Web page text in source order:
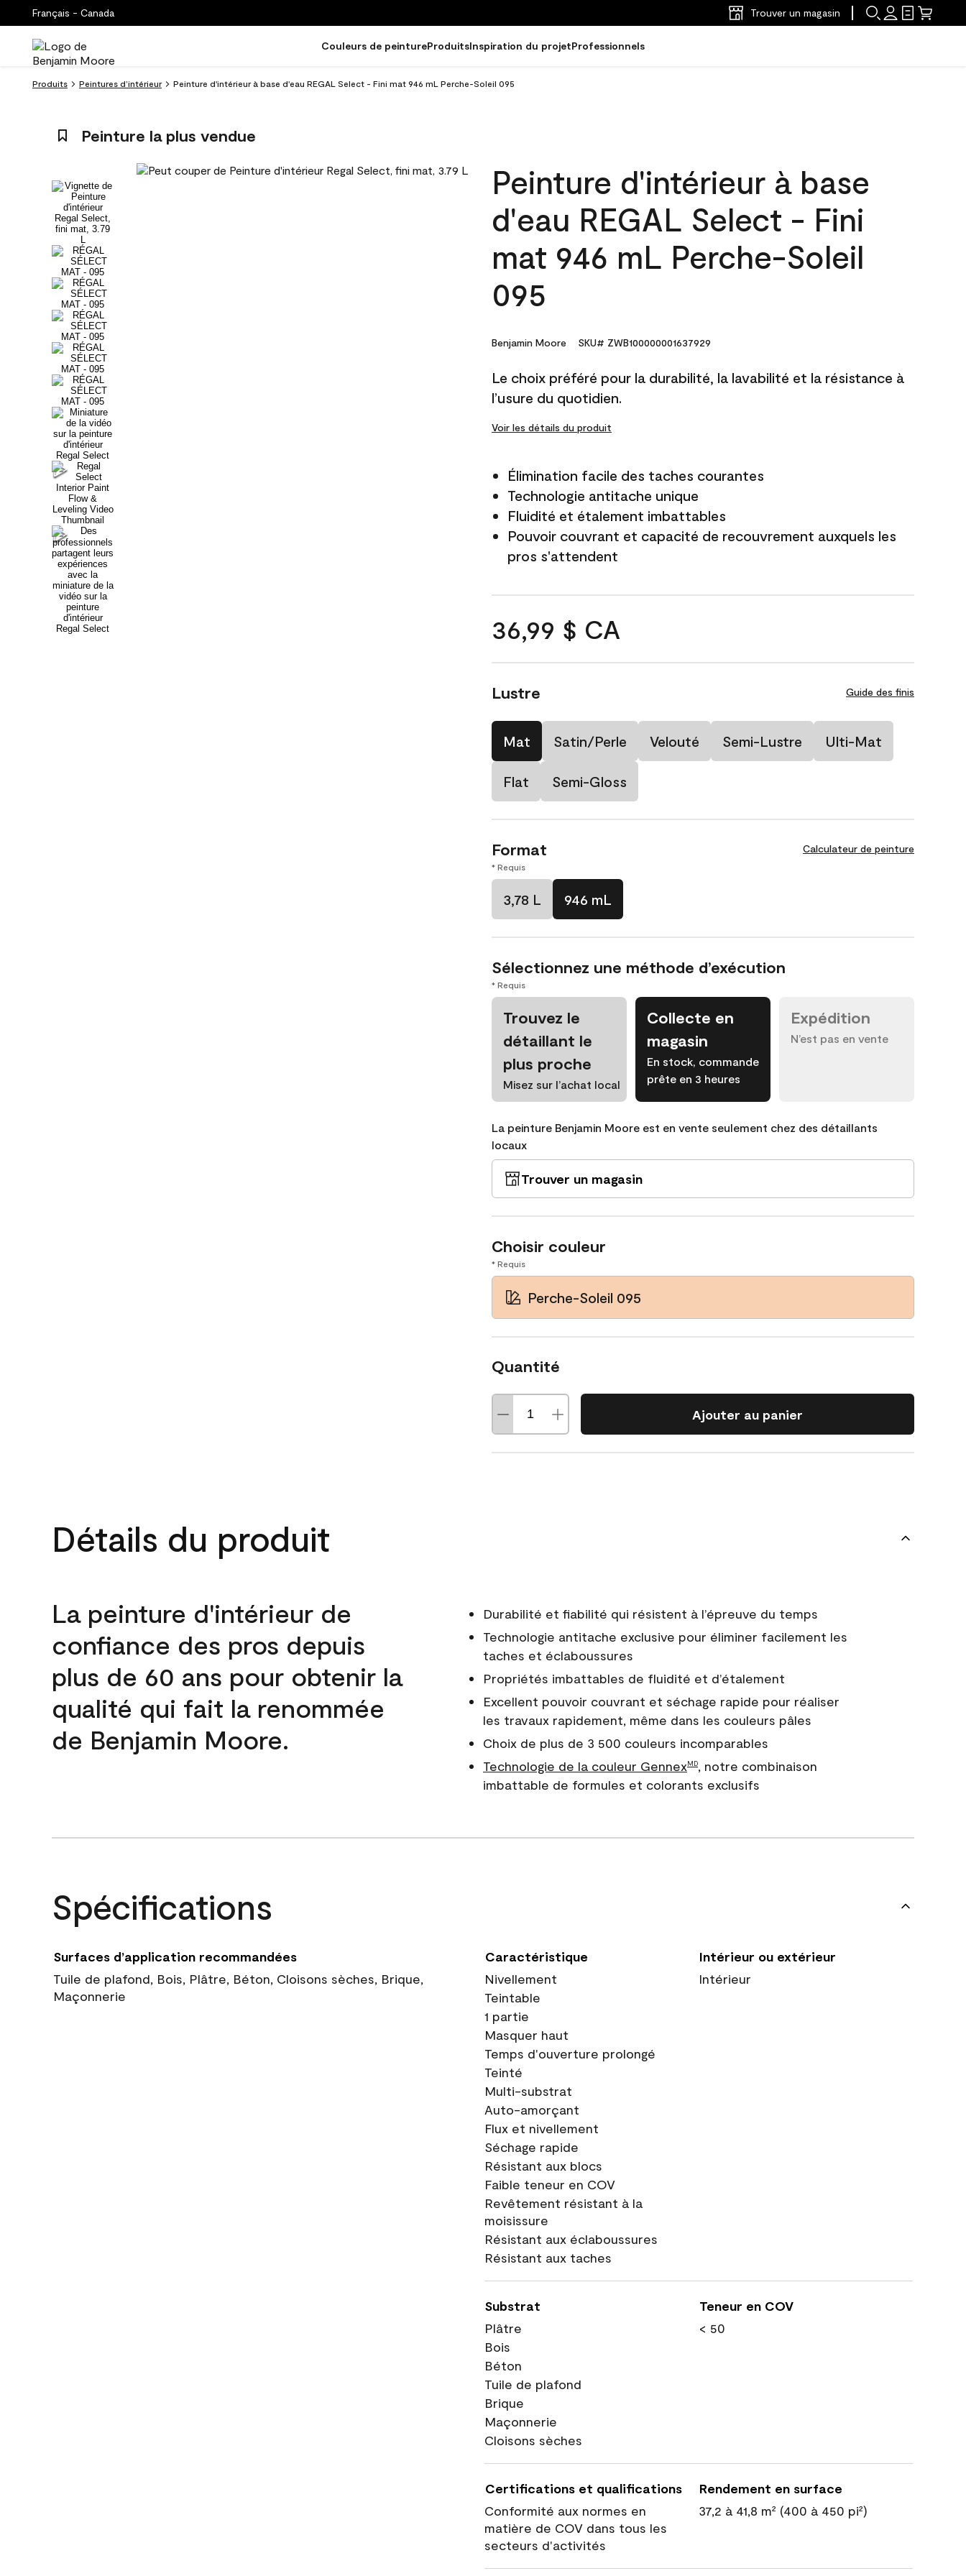
Français - Canada Trouver un magasin
Couleurs de peintureProduitsInspiration du projetProfessionnels
Produits Peintures d’intérieur Peinture d'intérieur à base d'eau REGAL Select - Fini mat 946 mL Perche-Soleil 095
Peinture la plus vendue
Peinture d'intérieur à base
d'eau REGAL Select - Fini
mat 946 mL Perche-Soleil
095
Benjamin Moore SKU# ZWB100000001637929
Le choix préféré pour la durabilité, la lavabilité et la résistance à
l’usure du quotidien.
Voir les détails du produit
Élimination facile des taches courantes
Technologie antitache unique
Fluidité et étalement imbattables
Pouvoir couvrant et capacité de recouvrement auxquels les
pros s'attendent
36,99 $ CA
Lustre Guide des finis
Mat Satin/Perle Velouté Semi-Lustre Ulti-Mat
Flat Semi-Gloss
Format Calculateur de peinture
* Requis
3,78 L 946 mL
Sélectionnez une méthode d’exécution
* Requis
Trouvez le
détaillant le
plus proche
Misez sur l’achat local
Collecte en
magasin
En stock, commande
prête en 3 heures
Expédition
N’est pas en vente
La peinture Benjamin Moore est en vente seulement chez des détaillants
locaux
Trouver un magasin
Choisir couleur
* Requis
Perche-Soleil 095
Quantité
Ajouter au panier
Détails du produit
La peinture d'intérieur de
confiance des pros depuis
plus de 60 ans pour obtenir la
qualité qui fait la renommée
de Benjamin Moore.
Durabilité et fiabilité qui résistent à l’épreuve du temps
Technologie antitache exclusive pour éliminer facilement les
taches et éclaboussures
Propriétés imbattables de fluidité et d’étalement
Excellent pouvoir couvrant et séchage rapide pour réaliser
les travaux rapidement, même dans les couleurs pâles
Choix de plus de 3 500 couleurs incomparables
Technologie de la couleur GennexMD, notre combinaison
imbattable de formules et colorants exclusifs
Spécifications
Surfaces d’application recommandées
Tuile de plafond, Bois, Plâtre, Béton, Cloisons sèches, Brique,
Maçonnerie
Caractéristique
Nivellement
Teintable
1 partie
Masquer haut
Temps d'ouverture prolongé
Teinté
Multi-substrat
Auto-amorçant
Flux et nivellement
Séchage rapide
Résistant aux blocs
Faible teneur en COV
Revêtement résistant à la
moisissure
Résistant aux éclaboussures
Résistant aux taches
Intérieur ou extérieur
Intérieur
Substrat
Plâtre
Bois
Béton
Tuile de plafond
Brique
Maçonnerie
Cloisons sèches
Teneur en COV
< 50
Certifications et qualifications
Conformité aux normes en
matière de COV dans tous les
secteurs d'activités
Rendement en surface
37,2 à 41,8 m² (400 à 450 pi²)